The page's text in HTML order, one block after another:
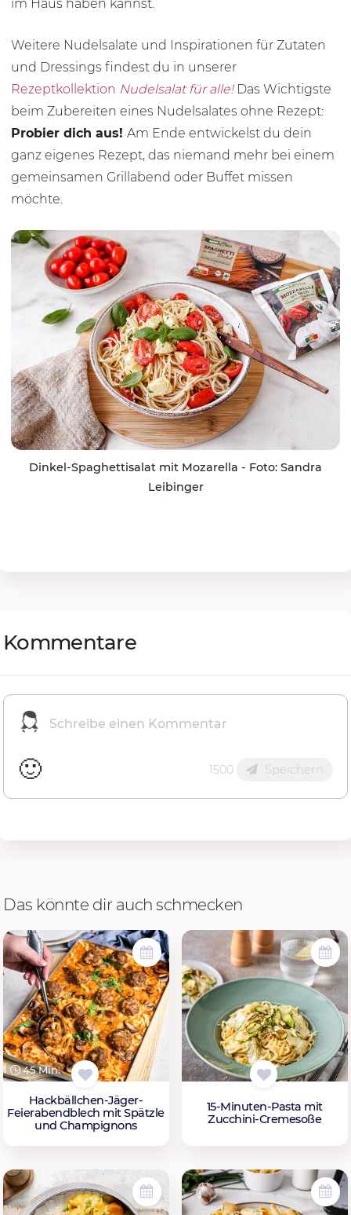
im Haus haben kannst.
Weitere Nudelsalate und Inspirationen für Zutaten
und Dressings findest du in unserer
Rezeptkollektion Nudelsalat für alle!Das Wichtigste
beim Zubereiten eines Nudelsalates ohne Rezept:
Probier dich aus! Am Ende entwickelst du dein
ganz eigenes Rezept, das niemand mehr bei einem
gemeinsamen Grillabend oder Buffet missen
möchte.
Dinkel-Spaghettisalat mit Mozarella - Foto: Sandra
Leibinger
Kommentare
🙂 1500 Speichern
Das könnte dir auch schmecken
45 Min.
Hackbällchen-Jäger-
Feierabendblech mit Spätzle
und Champignons
15-Minuten-Pasta mit
Zucchini-Cremesoße